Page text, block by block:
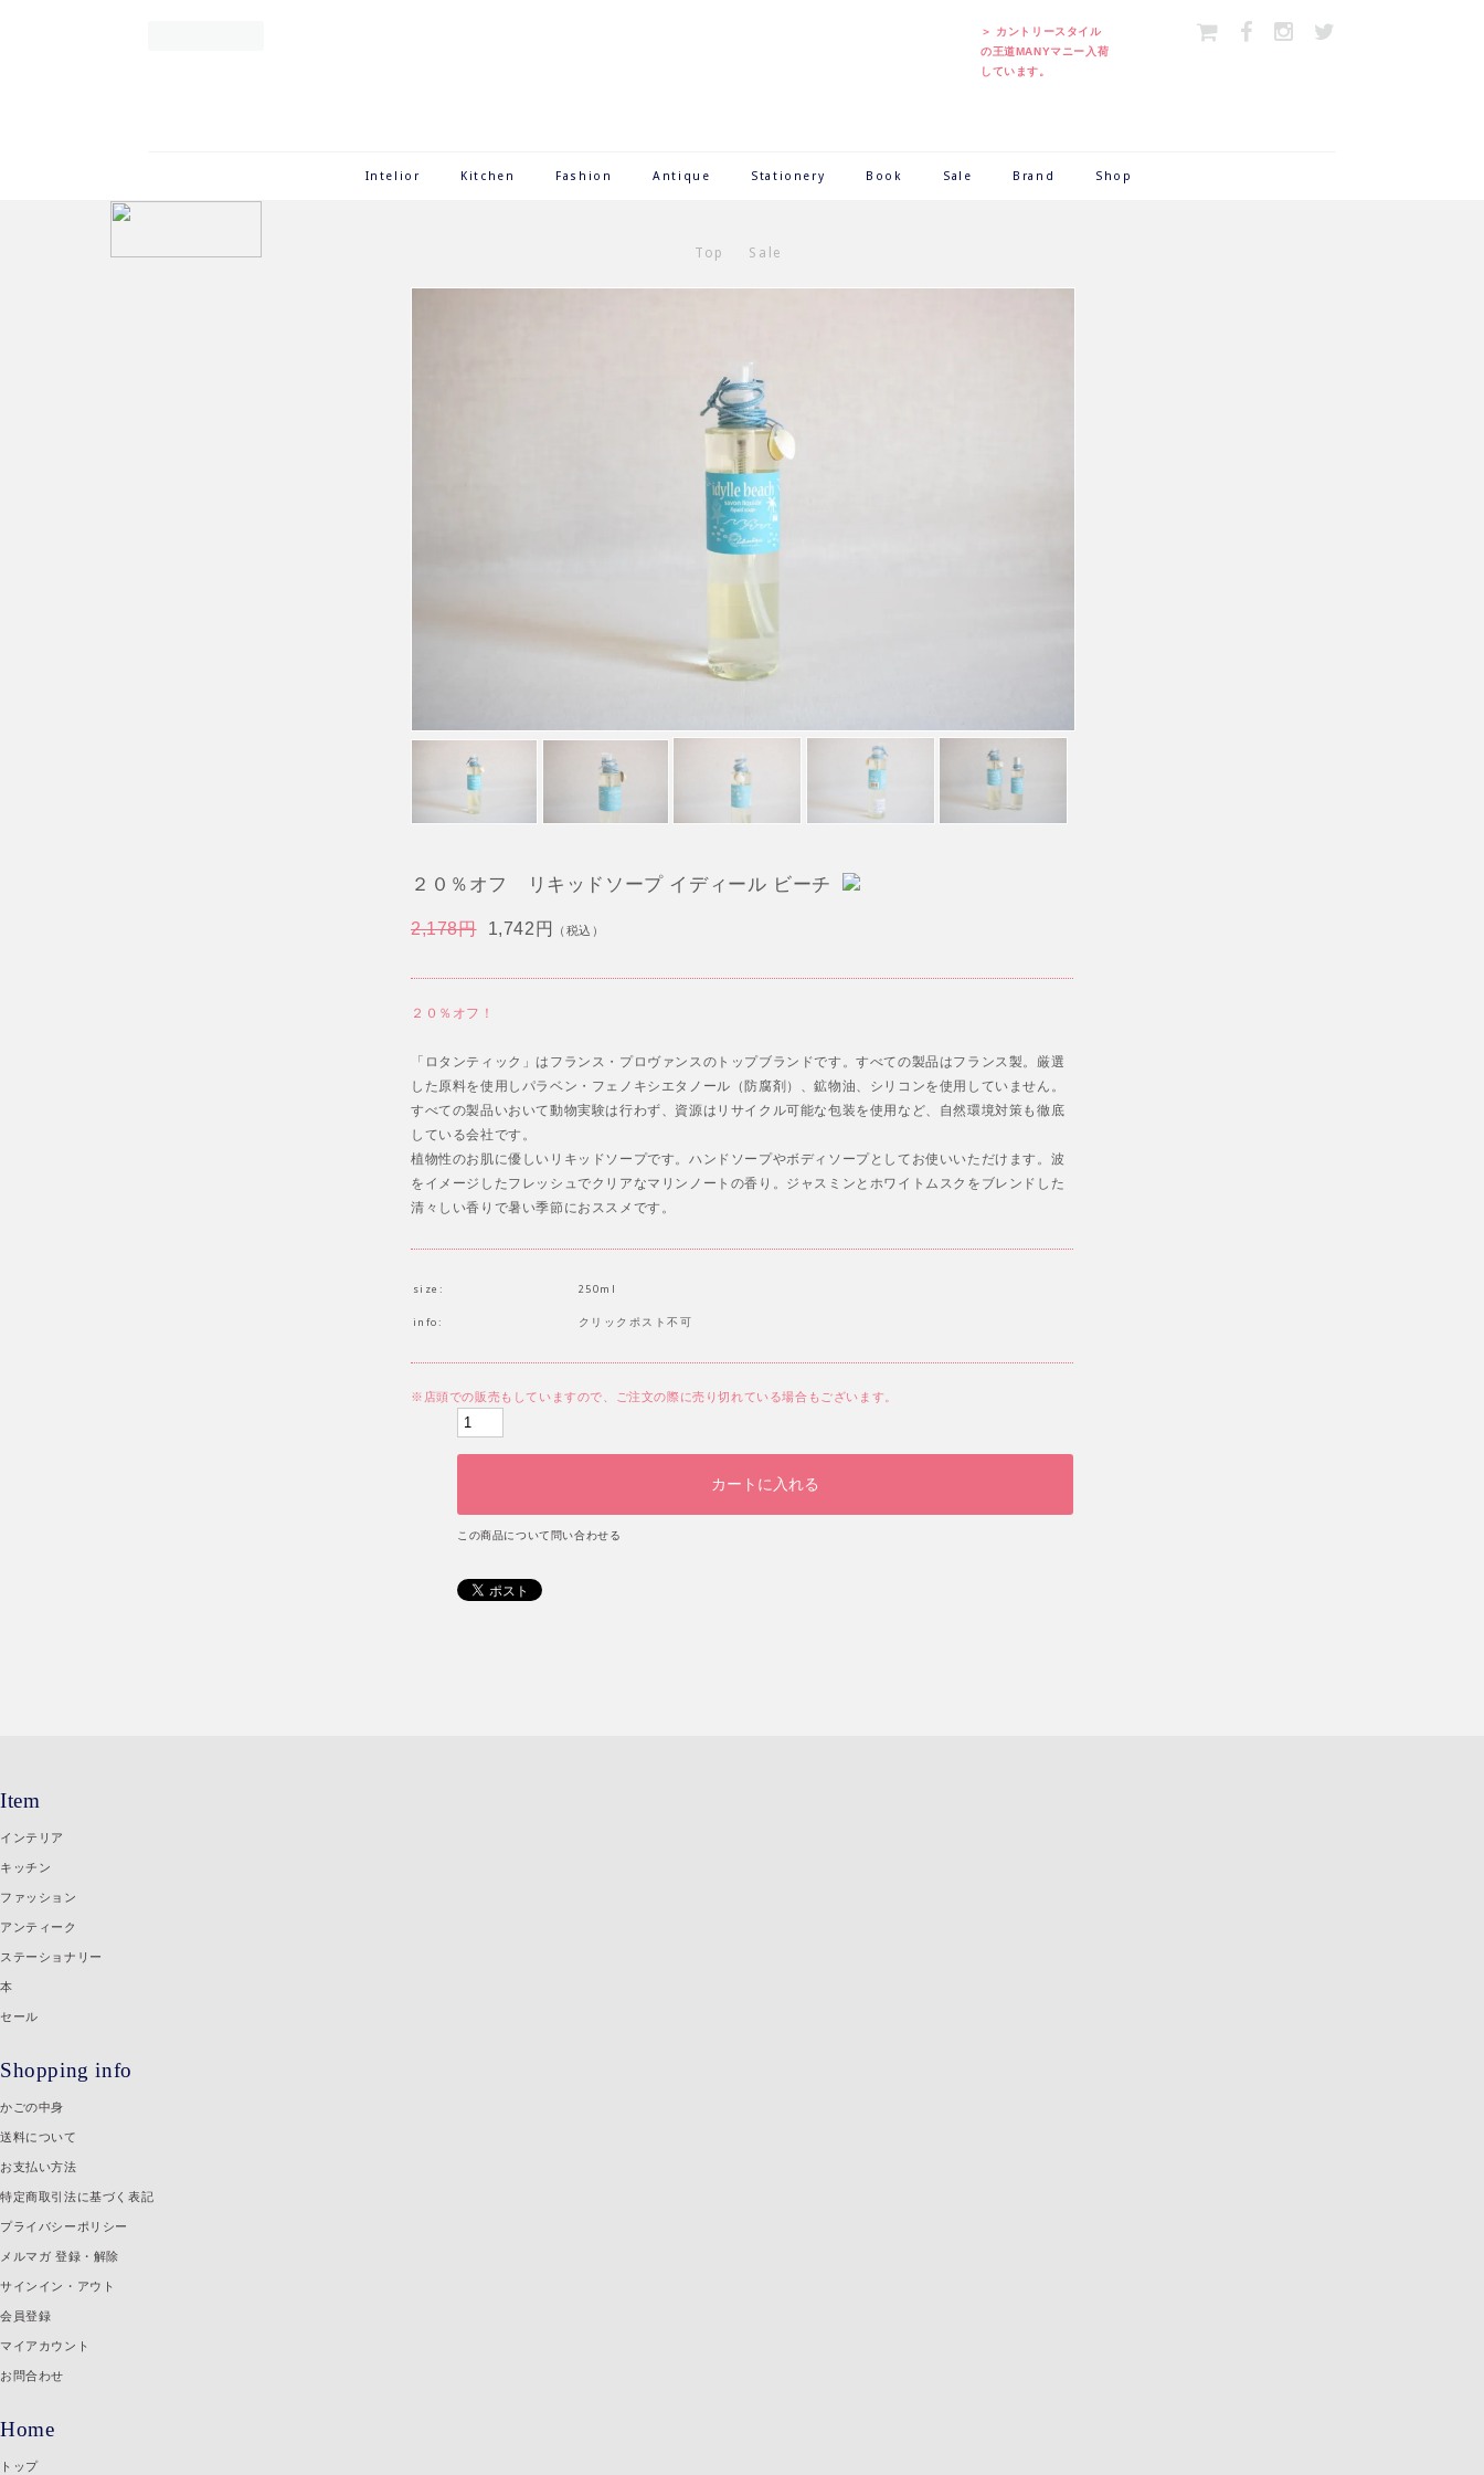
＞ カントリースタイル
の王道MANYマニー入荷
しています。
Intelior Kitchen Fashion Antique Stationery Book Sale Brand Shop
Top Sale
２０％オフ リキッドソープ イディール ビーチ
2,178円 1,742円 （税込）
２０％オフ！
「ロタンティック」はフランス・プロヴァンスのトップブランドです。すべての製品はフランス製。厳選
した原料を使用しパラベン・フェノキシエタノール（防腐剤）、鉱物油、シリコンを使用していません。
すべての製品いおいて動物実験は行わず、資源はリサイクル可能な包装を使用など、自然環境対策も徹底
している会社です。
植物性のお肌に優しいリキッドソープです。ハンドソープやボディソープとしてお使いいただけます。波
をイメージしたフレッシュでクリアなマリンノートの香り。ジャスミンとホワイトムスクをブレンドした
清々しい香りで暑い季節におススメです。
size: 250ml
info: クリックポスト不可
※店頭での販売もしていますので、ご注文の際に売り切れている場合もございます。
この商品について問い合わせる
Item
インテリア
キッチン
ファッション
アンティーク
ステーショナリー
本
セール
Shopping info
かごの中身
送料について
お支払い方法
特定商取引法に基づく表記
プライバシーポリシー
メルマガ 登録・解除
サインイン・アウト
会員登録
マイアカウント
お問合わせ
Home
トップ